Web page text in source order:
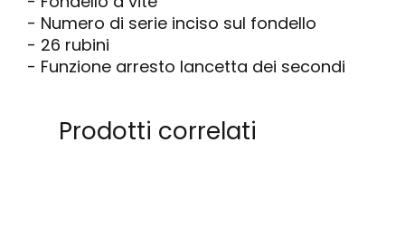
- Numero di serie inciso sul fondello
- 26 rubini
- Funzione arresto lancetta dei secondi
Prodotti correlati